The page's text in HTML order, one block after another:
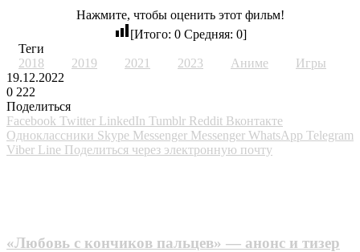
Нажмите, чтобы оценить этот фильм!
[Итого: 0Средняя: 0]
Теги
2018
2019 2021 2023 Аниме
Игры
19.12.2022
0 222
Поделиться
Facebook Twitter LinkedIn Tumblr Reddit Вконтакте
Одноклассники Skype Messenger Messenger WhatsApp Telegram
Viber Line Поделиться через электронную почту
«Любовь с кончиков пальцев» — анонс и тизер